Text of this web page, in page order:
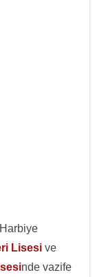
Lisesi ve
nde vazife